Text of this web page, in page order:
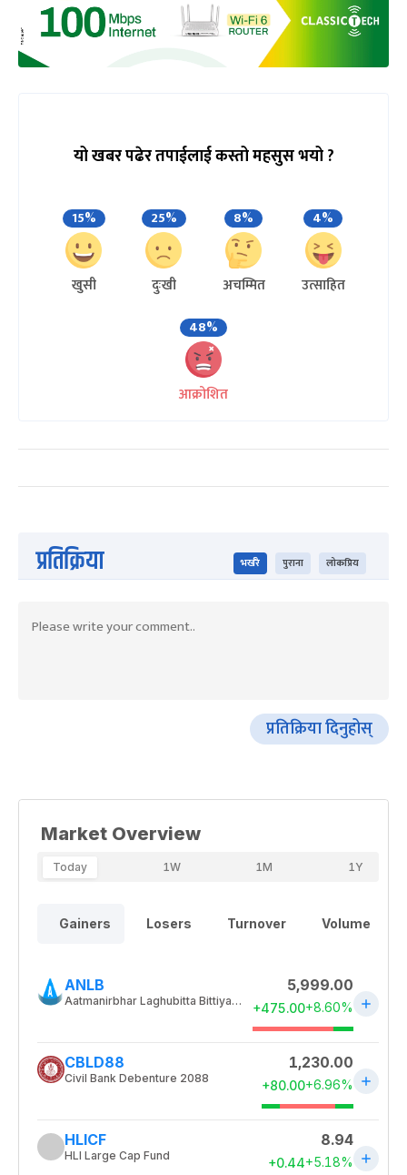
यो खबर पढेर तपाईलाई कस्तो महसुस भयो ?
15%
खुसी
25%
दुःखी
8%
अचम्मित
4%
उत्साहित
48%
आक्रोशित
प्रतिक्रिया भर्खरै पुराना लोकप्रिय
प्रतिक्रिया दिनुहोस्